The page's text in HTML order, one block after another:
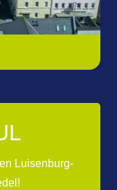
Luisenburg-